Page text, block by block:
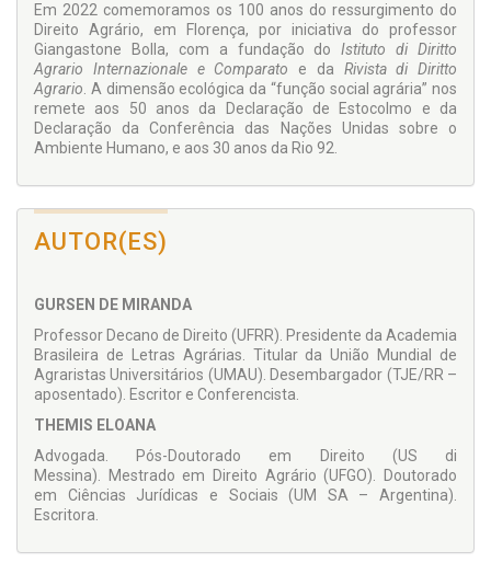
Em 2022 comemoramos os 100 anos do ressurgimento do
Direito Agrário, em Florença, por iniciativa do professor
Giangastone Bolla, com a fundação doIstituto di Diritto
Agrario Internazionale e Comparato e da Rivista di Diritto
Agrario. A dimensão ecológica da “função social agrária” nos
remete aos 50 anos da Declaração de Estocolmo e da
Declaração da Conferência das Nações Unidas sobre o
Ambiente Humano, e aos 30 anos da Rio 92.
AUTOR(ES)
GURSEN DE MIRANDA
Professor Decano de Direito (UFRR). Presidente da Academia
Brasileira de Letras Agrárias. Titular da União Mundial de
Agraristas Universitários (UMAU). Desembargador (TJE/RR –
aposentado). Escritor e Conferencista.
THEMIS ELOANA
Advogada. Pós-Doutorado em Direito (US di
Messina). Mestrado em Direito Agrário (UFGO). Doutorado
em Ciências Jurídicas e Sociais (UM SA – Argentina).
Escritora.